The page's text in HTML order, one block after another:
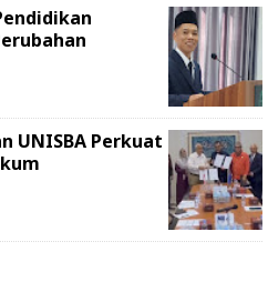
UNISBA Perkuat